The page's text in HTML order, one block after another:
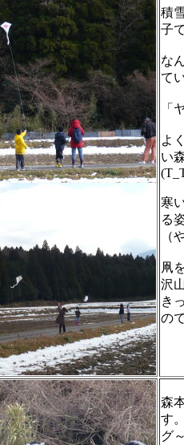
積
子
な
て
「
よ
い
寒
る
（
凧
沢
き
の
森
す。
グ